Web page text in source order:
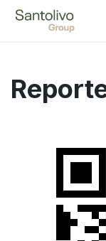
Ir al contenido